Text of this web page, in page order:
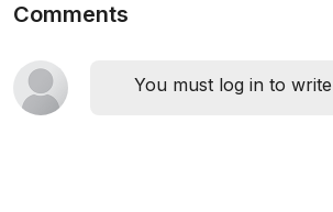
Comments
You must log in to